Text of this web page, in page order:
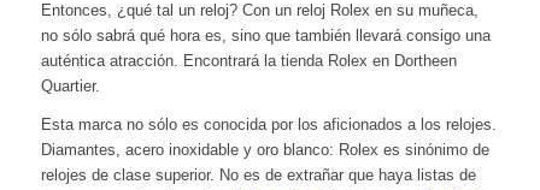
Entonces, ¿qué tal un reloj? Con un reloj Rolex en su muñeca,
no sólo sabrá qué hora es, sino que también llevará consigo una
auténtica atracción. Encontrará la tienda Rolex en Dortheen
Quartier.
Esta marca no sólo es conocida por los aficionados a los relojes.
Diamantes, acero inoxidable y oro blanco: Rolex es sinónimo de
relojes de clase superior. No es de extrañar que haya listas de